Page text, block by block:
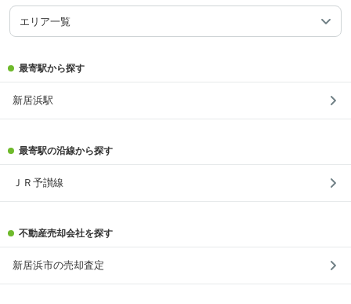
エリア一覧
最寄駅から探す
新居浜駅
最寄駅の沿線から探す
ＪＲ予讃線
不動産売却会社を探す
新居浜市の売却査定